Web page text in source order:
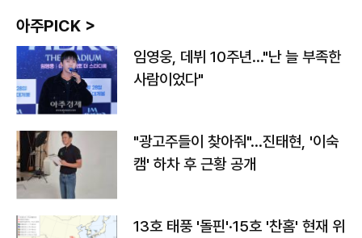
아주PICK >
임영웅, 데뷔 10주년…"난 늘 부족한
사람이었다"
"광고주들이 찾아줘"…진태현, '이숙
캠' 하차 후 근황 공개
13호 태풍 '돌핀'·15호 '찬홈' 현재 위